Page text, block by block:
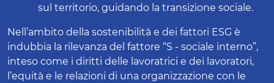
sul territorio, guidando la transizione sociale.
Nell’ambito della sostenibilità e dei fattori ESG è
indubbia la rilevanza del fattore “S - sociale interno”,
inteso come i diritti delle lavoratrici e dei lavoratori,
l’equità e le relazioni di una organizzazione con le